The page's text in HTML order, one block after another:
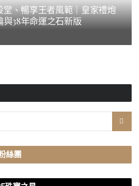
、暢享王者風範｜皇家禮炮
與38年命運之石新版
絲團